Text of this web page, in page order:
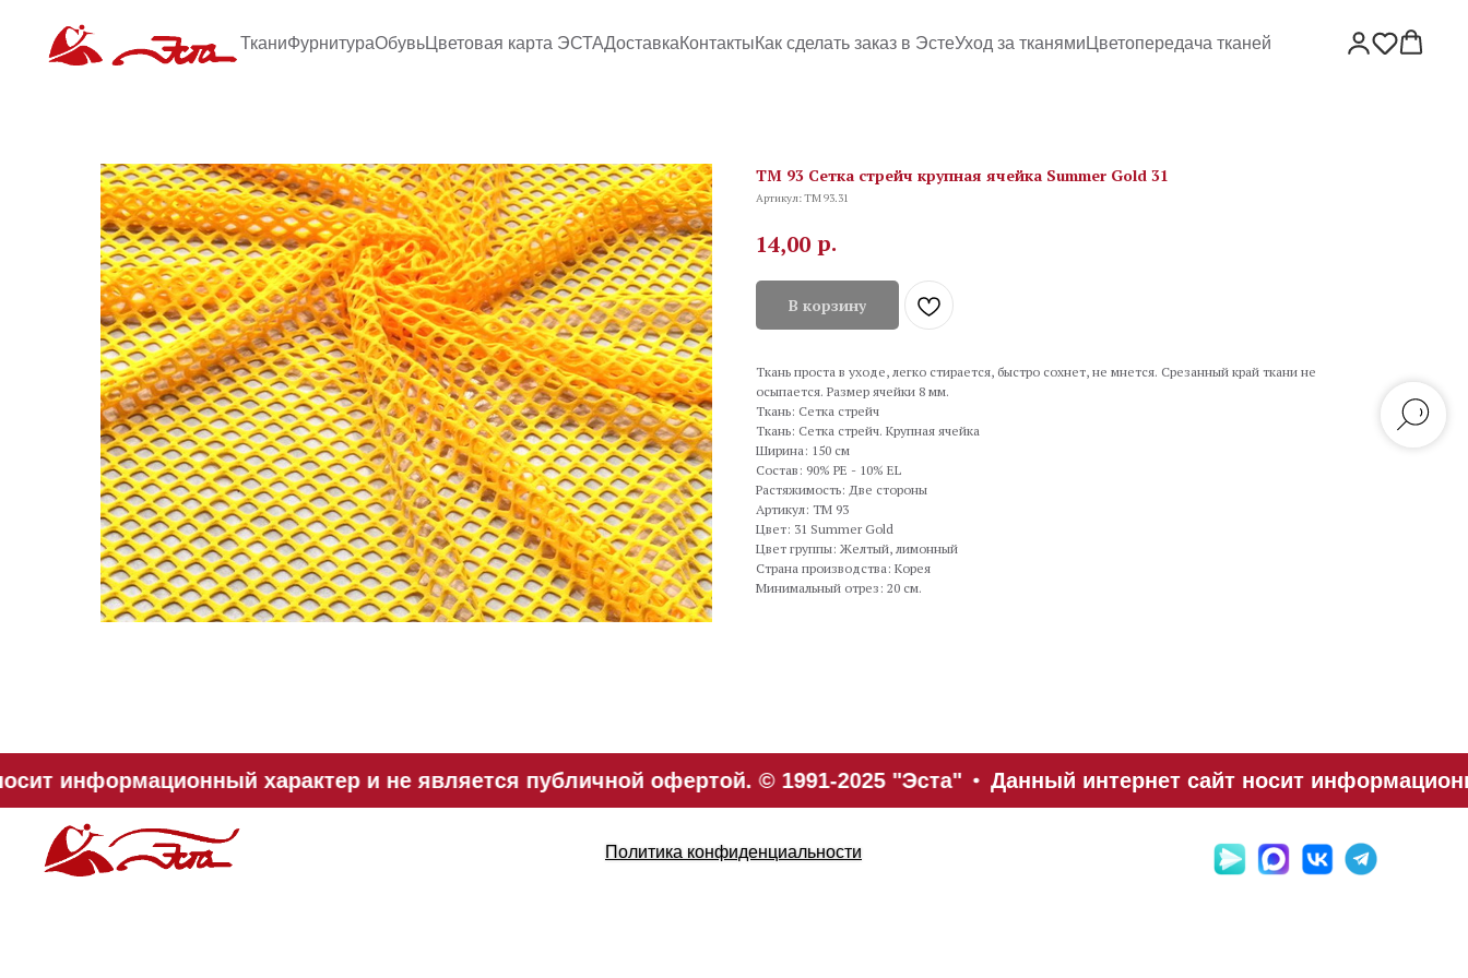
ТканиФурнитураОбувьЦветовая карта ЭСТАДоставкаКонтактыКак сделать заказ в ЭстеУход за тканями Цветопередача тканей
TM 93 Сетка стрейч крупная ячейка Summer Gold 31
Артикул:TM 93.31
14,00 р.
В корзину
Ткань проста в уходе, легко стирается, быстро сохнет, не мнется. Срезанный край ткани не
осыпается. Размер ячейки 8 мм.
Ткань: Сетка стрейч
Ткань: Сетка стрейч. Крупная ячейка
Ширина: 150 см
Состав: 90% PE - 10% EL
Растяжимость: Две стороны
Артикул: TM 93
Цвет: 31 Summer Gold
Цвет группы: Желтый, лимонный
Страна производства: Корея
Минимальный отрез: 20 см.
информационный характер и не является публичной офертой. © 1991-2025 "Эста" Данный интернет сайт носит
Политика конфиденциальности